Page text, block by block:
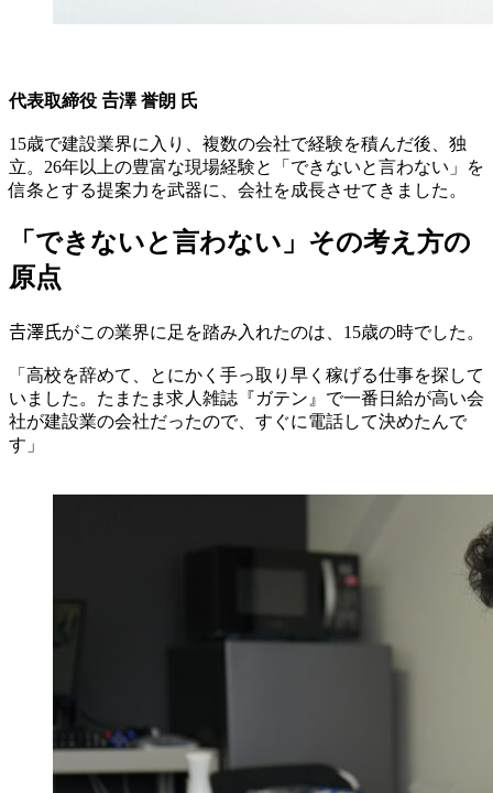
代表取締役 𠮷澤 誉朗 氏
15歳で建設業界に入り、複数の会社で経験を積んだ後、独
立。26年以上の豊富な現場経験と「できないと言わない」を
信条とする提案力を武器に、会社を成長させてきました。
「できないと言わない」その考え方の
原点
𠮷澤氏がこの業界に足を踏み入れたのは、15歳の時でした。
「高校を辞めて、とにかく手っ取り早く稼げる仕事を探して
いました。たまたま求人雑誌『ガテン』で一番日給が高い会
社が建設業の会社だったので、すぐに電話して決めたんで
す」